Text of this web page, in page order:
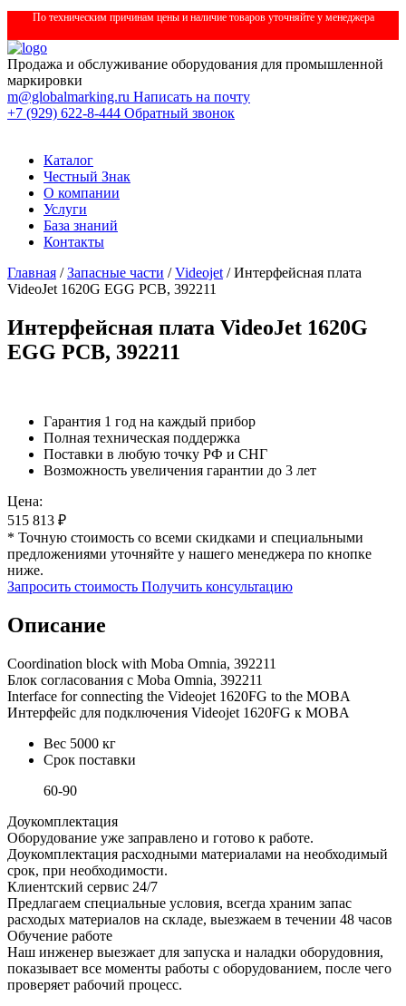
По техническим причинам цены и наличие товаров уточняйте у менеджера
Продажа и обслуживание оборудования для промышленной
маркировки
m@globalmarking.ru Написать на почту
+7 (929) 622-8-444 Обратный звонок
Каталог
Честный Знак
О компании
Услуги
База знаний
Контакты
Главная /Запасные части /Videojet / Интерфейсная плата
VideoJet 1620G EGG PCB, 392211
Интерфейсная плата VideoJet 1620G
EGG PCB, 392211
Гарантия 1 год на каждый прибор
Полная техническая поддержка
Поставки в любую точку РФ и СНГ
Возможность увеличения гарантии до 3 лет
Цена:
515 813 ₽
* Точную стоимость со всеми скидками и специальными
предложениями уточняйте у нашего менеджера по кнопке
ниже.
Запросить стоимость Получить консультацию
Описание
Coordination block with Moba Omnia, 392211
Блок согласования с Moba Omnia, 392211
Interface for connecting the Videojet 1620FG to the MOBA
Интерфейс для подключения Videojet 1620FG к MOBA
Вес 5000 кг
Срок поставки
60-90
Доукомплектация
Оборудование уже заправлено и готово к работе.
Доукомплектация расходными материалами на необходимый
срок, при необходимости.
Клиентский сервис 24/7
Предлагаем специальные условия, всегда храним запас
расходых материалов на складе, выезжаем в течении 48 часов
Обучение работе
Наш инженер выезжает для запуска и наладки оборудовния,
показывает все моменты работы с оборудованием, после чего
проверяет рабочий процесс.